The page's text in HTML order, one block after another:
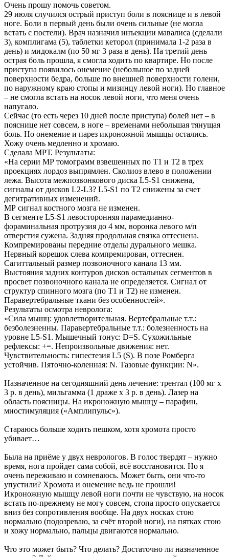
Очень прошу помочь советом.
29 июля случился острый приступ боли в пояснице и в левой
ноге. Боли в первый день были очень сильные (не могла
встать с постели). Врач назначил инъекции мавалиса (сделали
3), комплигама (5), таблетки кеторол (принимала 1-2 раза в
день) и мидокалм (по 50 мг 3 раза в день). На третий день
острая боль прошла, я смогла ходить по квартире. Но после
приступа появилось онемение (небольшое по задней
поверхности бедра, больше по внешней поверхности голени,
по наружному краю стопы и мизинцу левой ноги). Но главное
– не смогла встать на носок левой ноги, что меня очень
напугало.
Сейчас (то есть через 10 дней после приступа) болей нет – в
пояснице нет совсем, в ноге – временами небольшая тянущая
боль. Но онемение и парез икроножной мышцы остались.
Хожу очень медленно и хромаю.
Сделала МРТ. Результаты:
«На серии МР томограмм взвешенных по Т1 и Т2 в трех
проекциях лордоз выпрямлен. Сколиоз влево в положении
лежа. Высота межпозвонкового диска L5-S1 снижена,
сигналы от дисков L2-L3? L5-S1 по Т2 снижены за счет
дегитративных изменений.
МР сигнал костного мозга не изменен.
В сегменте L5-S1 левосторонняя парамедианно-
фораминальная протрузия до 4 мм, воронка левого м/п
отверстия сужена. Задняя продольная связка оттеснена.
Компремированы передние отделы дурального мешка.
Нервный корешок слева компремирован, оттеснен.
Сагиттальный размер позвоночного канала 13 мм.
Выстояния задних контуров дисков остальных сегментов в
просвет позвоночного канала не определяется. Сигнал от
структур спинного мозга (по Т1 и Т2) не изменен.
Паравертебральные ткани без особенностей».
Результаты осмотра невролога:
«Сила мышц: удовлетворительная. Вертебральные т.т.:
безболезненны. Паравертебральные т.т.: болезненность на
уровне L5-S1. Мышечный тонус: D=S. Сухожильные
рефлексы: +=. Непроизвольные движения: нет.
Чувствительность: гипестезия L5 (S). В позе Ромберга
устойчив. Пяточно-коленная: N. Тазовые функции: N».
Назначенное на сегодняшний день лечение: трентал (100 мг х
3 р. в день), мильгамма (1 драже х 3 р. в день). Лазер на
область поясницы. На икроножную мышцу – парафин,
миостимуляция («Амплипульс»).
Стараюсь больше ходить пешком, хотя хромота просто
убивает…
Была на приёме у двух неврологов. В голос твердят – нужно
время, нога пройдет сама собой, всё восстановится. Но я
очень переживаю и сомневаюсь. Может быть, они что-то
упустили? Хромота и онемение ведь не прошли!
Икроножную мышцу левой ноги почти не чувствую, на носок
встать по-прежнему не могу совсем, стопа просто опускается
вниз без сопротивления вообще. На двух носках стою
нормально (подозреваю, за счёт второй ноги), на пятках стою
и хожу нормально, пальцы двигаются нормально.
Что это может быть? Что делать? Достаточно ли назначенное